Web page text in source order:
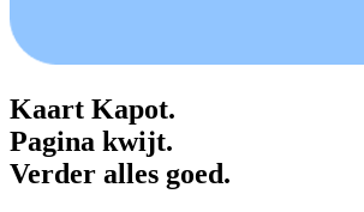
Kaart Kapot.
Pagina kwijt.
Verder alles goed.